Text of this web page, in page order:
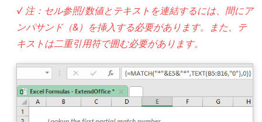
√ 注：セル参照/数値とテキストを連結するには、間にア
ンパサンド（&）を挿入する必要があります。また、テ
キストは二重引用符で囲む必要があります。